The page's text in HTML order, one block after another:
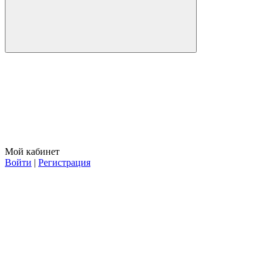
Мой кабинет
Войти | Регистрация